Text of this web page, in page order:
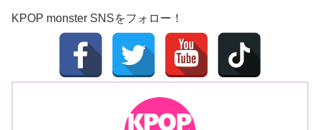
KPOP monster SNSをフォロー！